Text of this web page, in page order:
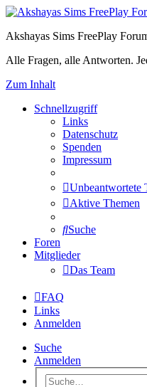
Akshayas Sims FreePlay
Alle Fragen, alle Antworten.
Zum Inhalt
Schnellzugriff
Links
Datenschutz
Spenden
Impressum
Unbeantwortete
Aktive Themen
Suche
Foren
Mitglieder
Das Team
FAQ
Links
Anmelden
Suche
Anmelden